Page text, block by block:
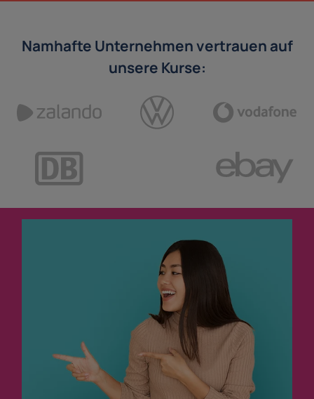
Namhafte Unternehmen vertrauen auf
unsere Kurse: